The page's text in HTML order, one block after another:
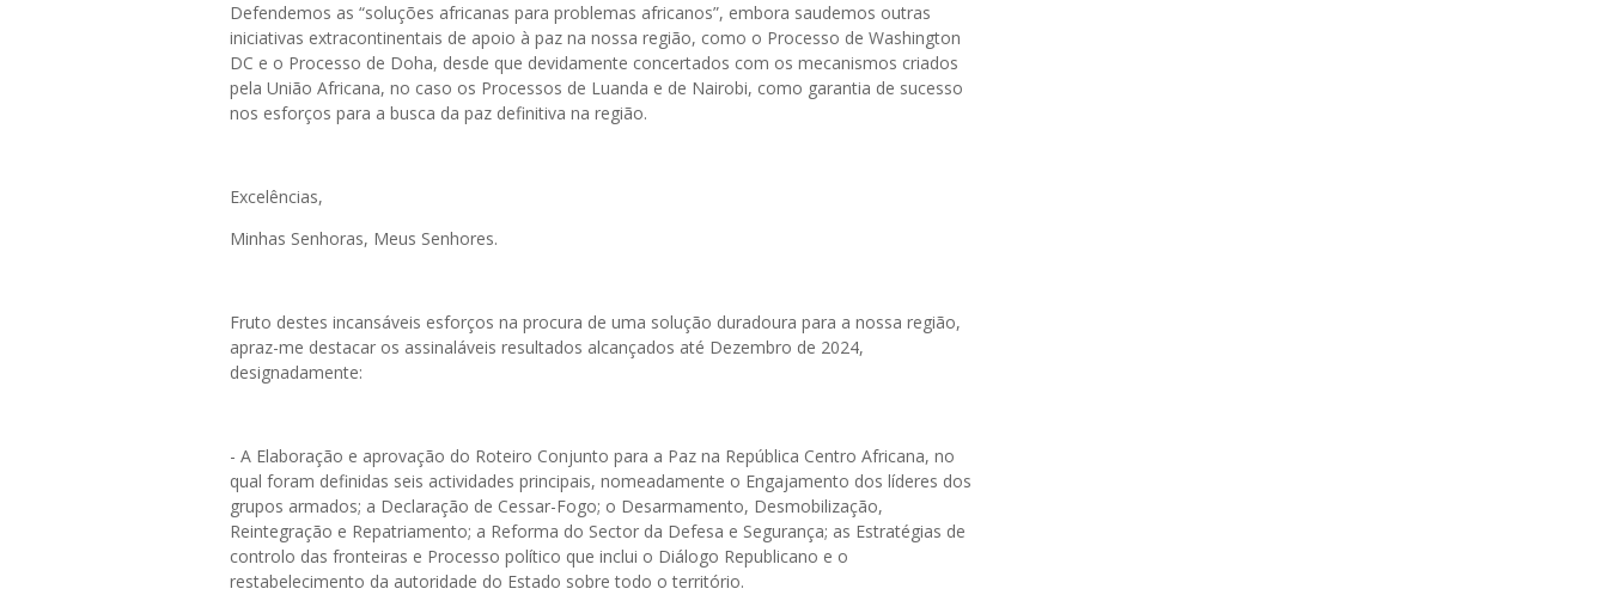
Defendemos as “soluções africanas para problemas africanos”, embora saudemos outras
iniciativas extracontinentais de apoio à paz na nossa região, como o Processo de Washington
DC e o Processo de Doha, desde que devidamente concertados com os mecanismos criados
pela União Africana, no caso os Processos de Luanda e de Nairobi, como garantia de sucesso
nos esforços para a busca da paz definitiva na região.
Excelências,
Minhas Senhoras, Meus Senhores.
Fruto destes incansáveis esforços na procura de uma solução duradoura para a nossa região,
apraz-me destacar os assinaláveis resultados alcançados até Dezembro de 2024,
designadamente:
- A Elaboração e aprovação do Roteiro Conjunto para a Paz na República Centro Africana, no
qual foram definidas seis actividades principais, nomeadamente o Engajamento dos líderes dos
grupos armados; a Declaração de Cessar-Fogo; o Desarmamento, Desmobilização,
Reintegração e Repatriamento; a Reforma do Sector da Defesa e Segurança; as Estratégias de
controlo das fronteiras e Processo político que inclui o Diálogo Republicano e o
restabelecimento da autoridade do Estado sobre todo o território.